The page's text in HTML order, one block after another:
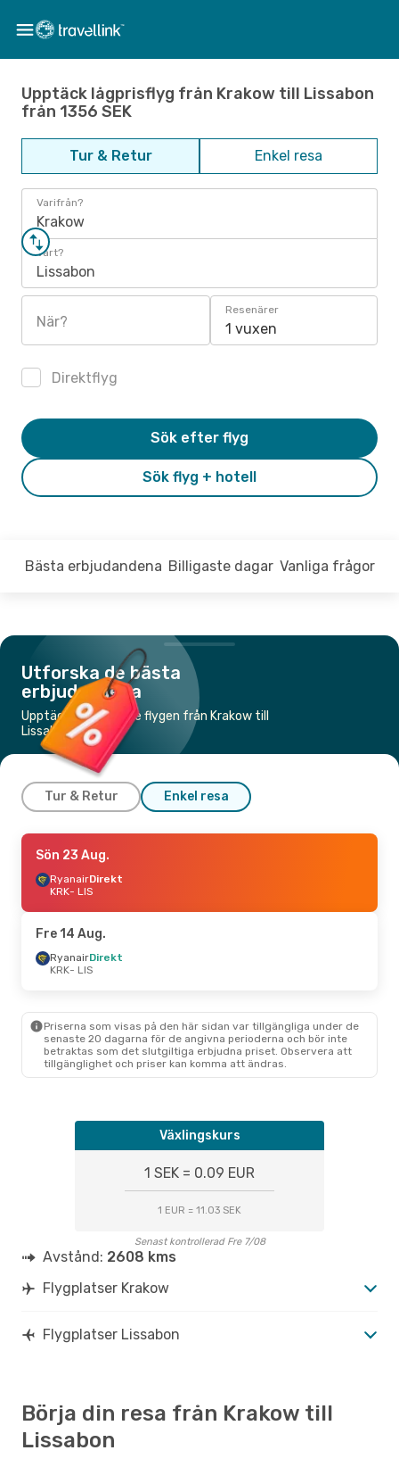
Upptäck lågprisflyg från Krakow till Lissabon
från 1356 SEK
Tur & Retur Enkel resa
Varifrån?
Krakow
Vart?
Lissabon
När?
Resenärer
1 vuxen
Direktflyg
Sök flyg + hotell
Sök efter flyg
Bästa erbjudandena Billigaste dagar Vanliga frågor
Utforska de bästa
erbjudandena
Upptäck de billigaste flygen från Krakow till
Lissabon
Tur & Retur Enkel resa
Lör 5 Sep.- Tis 8 Sep.
Lufthansa1 Mellanlandning
KRK- LIS
1 Mellanlandning
LIS - KRK
Sön 23 Aug.
RyanairDirekt
KRK- LIS
Fre 14 Aug.
RyanairDirekt
KRK- LIS
Priserna som visas på den här sidan var tillgängliga under de
senaste 20 dagarna för de angivna perioderna och bör inte
betraktas som det slutgiltiga erbjudna priset. Observera att
tillgänglighet och priser kan komma att ändras.
Växlingskurs
1 SEK = 0.09 EUR
1 EUR = 11.03 SEK
Senast kontrollerad Fre 7/08
Avstånd: 2608 kms
Flygplatser Krakow
Flygplatser Lissabon
Börja din resa från Krakow till
Lissabon